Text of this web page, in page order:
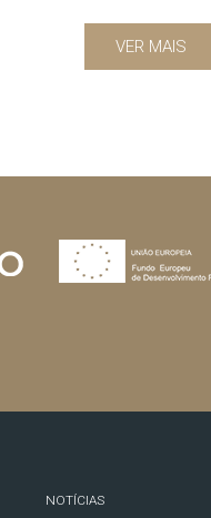
VER MAIS
NOTÍCIAS